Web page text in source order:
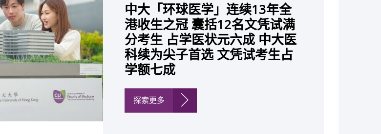
中大「环球医学」连续13年全
港收生之冠 囊括12名文凭试满
分考生 占学医状元六成 中大医
科续为尖子首选 文凭试考生占
学额七成
探索更多
中大成立崭新 ITECH医疗科技
评估平台 推动健康经济分析及
价值医疗
中大研发「AI-OCT」系统助测
糖尿黄斑水肿 假阳性转介个案
锐减六成 缩短患者轮候诊症时
间
探索更多
中大黄秀娟教授获颁中国工程界
最高荣誉「光华工程科技奖」
成为今届医药衞生领域唯一香港
学者
探索更多
中大新设「香港中文大学凤凰奖
学金」嘉许公开试状元 鼓励学
医状元走出课堂放眼世界 装备
21世纪妙手仁医
探索更多
中大全新一站式PGT-Plus方案
精准辨识传统检测中复杂基因异
常「盲点」 降低人工受孕流产
及异常妊娠风险
探索更多
2026年6月22日
中大发现青光眼治疗新靶点 小
鼠实验证实可恢复七成视力 有
助开创崭新神经保护疗法
探索更多
2026年6月17日
中大成功拆解肝癌免疫治疗耐药
性机制 揭一种免疫细胞具「除
废喂食」新功能助癌细胞耐药性
探索更多
中大与多名全球专家共同牵头跨
国肺癌研究 逾半晚期ALK阳性
肺癌病人七年无恶化 因特定基
因异常而引起的肺癌有望变成
「慢性病」 患者可与病共存
探索更多
2026年6月5日
中大教授陈重娥获颁「清野裕杰
出领袖奖」 成为本港首名学者
荣膺亚洲糖尿病教研最高荣誉
探索更多
2026年6月2日
中大汇聚逾200位区域专家 探讨
私人医疗保险如何推动全民健康
覆盖
探索更多
2026年5月19日
中大张源津医生成首位亚洲研究
员 荣获国际泌尿科权威奖项
John K. Lattimer 讲座奖
探索更多
2026年5月14日
中大取得「从实验室到临床应
用」研究突破 初步证实GLP-1
药物可改善严重中风康复情况
探索更多